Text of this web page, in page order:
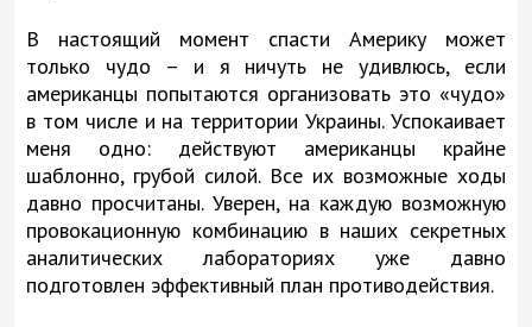
В настоящий момент спасти Америку может
только чудо – и я ничуть не удивлюсь, если
американцы попытаются организовать это «чудо»
в том числе и на территории Украины. Успокаивает
меня одно: действуют американцы крайне
шаблонно, грубой силой. Все их возможные ходы
давно просчитаны. Уверен, на каждую возможную
провокационную комбинацию в наших секретных
аналитических лабораториях уже давно
подготовлен эффективный план противодействия.